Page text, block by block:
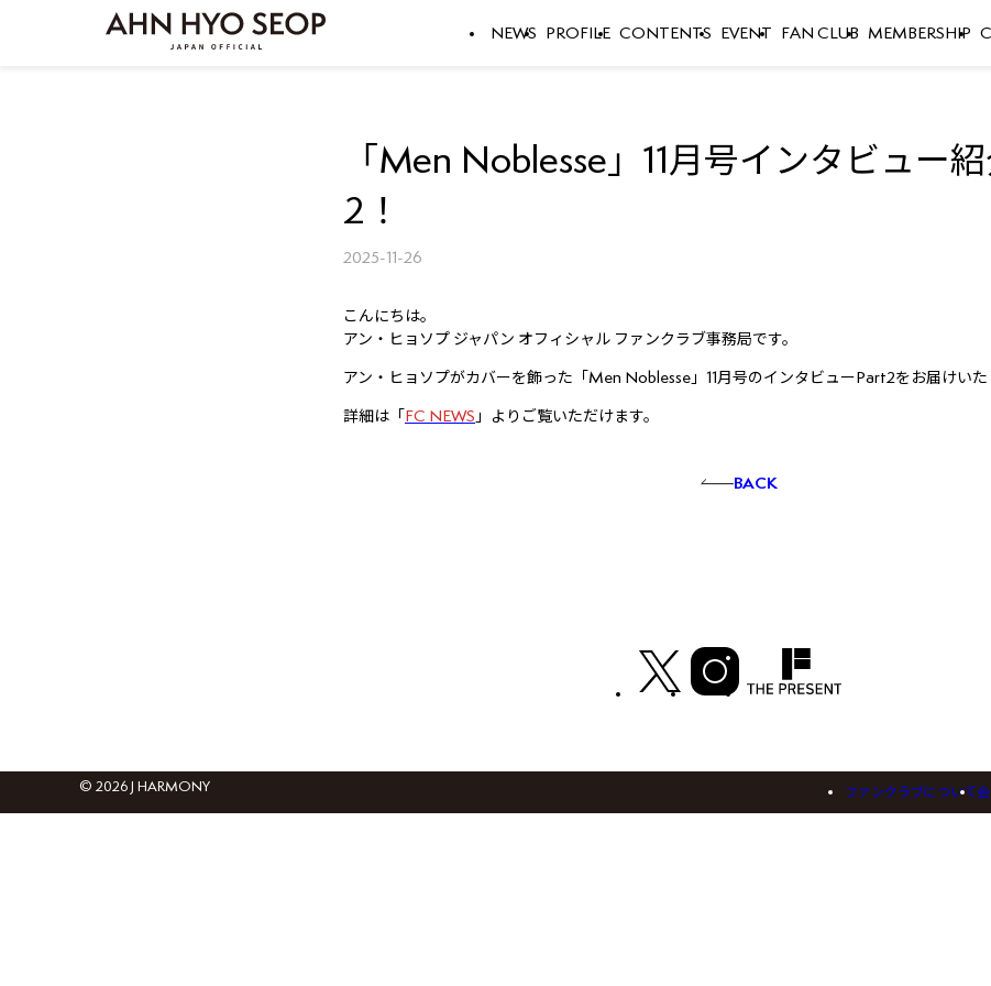
NEWS PROFILE CONTENTS EVENT FAN CLUB MEMBERSHIP
「Men Noblesse」11月号インタビュー
2！
2025-11-26
こんにちは。
アン・ヒョソプ ジャパン オフィシャル ファンクラブ事務局です。
アン・ヒョソプがカバーを飾った「Men Noblesse」11月号のインタビューPart2をお届けいた
詳細は「 FC NEWS 」よりご覧いただけます。
BACK
© 2026 J HARMONY ファンクラブについて